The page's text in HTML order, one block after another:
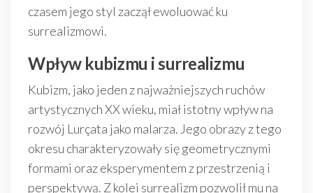
czasem jego styl zaczął ewoluować ku
surrealizmowi.
Wpływ kubizmu i surrealizmu
Kubizm, jako jeden z najważniejszych ruchów
artystycznych XX wieku, miał istotny wpływ na
rozwój Lurçata jako malarza. Jego obrazy z tego
okresu charakteryzowały się geometrycznymi
formami oraz eksperymentem z przestrzenią i
perspektywą. Z kolei surrealizm pozwolił mu na